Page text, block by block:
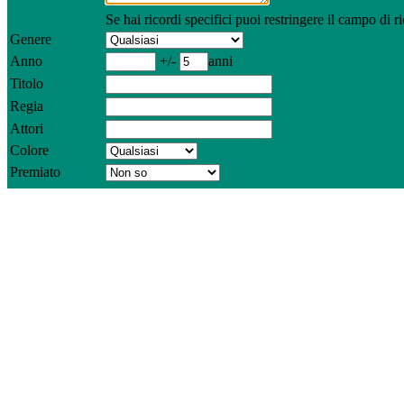
Se hai ricordi specifici puoi restringere il campo di
Genere
Anno
+/-
anni
Titolo
Regia
Attori
Colore
Premiato